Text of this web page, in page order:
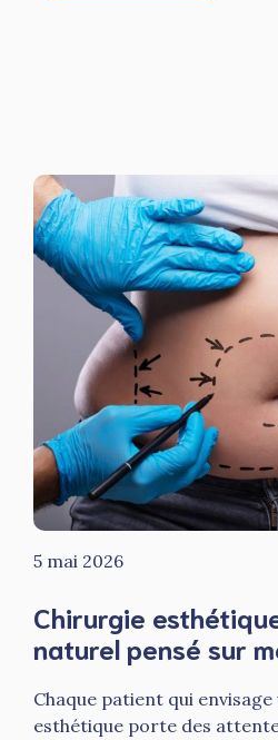
5 mai 2026
Chirurgie
naturel pensé sur
Chaque patient qui
esthétique porte des